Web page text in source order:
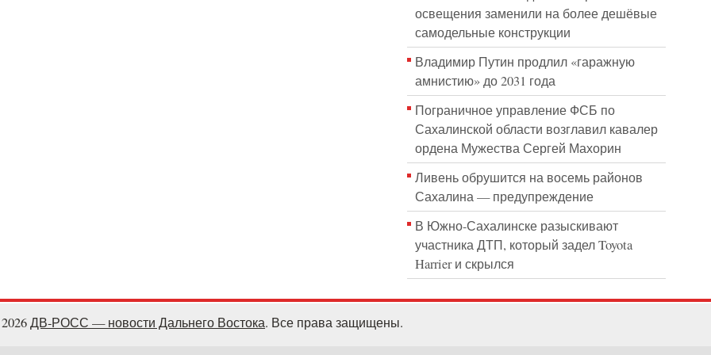
освещения заменили на более дешёвые
самодельные конструкции
Владимир Путин продлил «гаражную
амнистию» до 2031 года
Пограничное управление ФСБ по
Сахалинской области возглавил кавалер
ордена Мужества Сергей Махорин
Ливень обрушится на восемь районов
Сахалина — предупреждение
В Южно-Сахалинске разыскивают
участника ДТП, который задел Toyota
Harrier и скрылся
ДВ-РОСС — новости Дальнего Востока. Все права защищены.